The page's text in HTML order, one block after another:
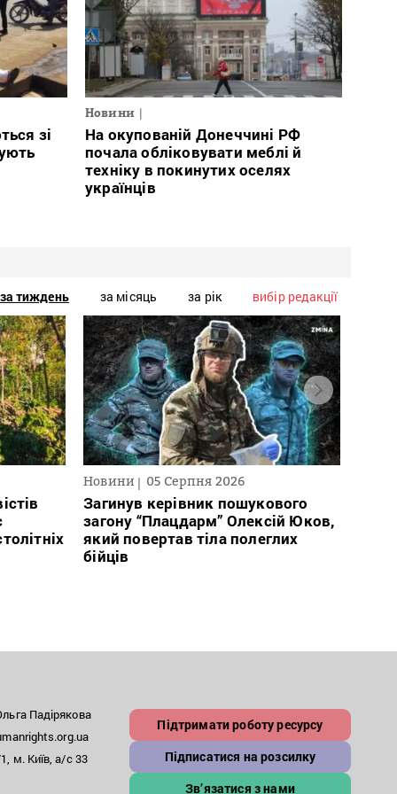
зі
Новини
На окупованій Донеччині РФ
почала обліковувати меблі й
техніку в покинутих оселях
українців
за тиждень за місяць за рік вибір редакції
Новини 05 Серпня 2026
Загинув керівник пошукового
загону “Плацдарм” Олексій Юков,
який повертав тіла полеглих
бійців
Падірякова
м. Київ, а/с 33
Підтримати роботу ресурсу
Підписатися на розсилку
Зв’язатися з нами